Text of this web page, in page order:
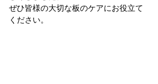
ぜひ皆様の大切な板のケアにお役立て
ください。